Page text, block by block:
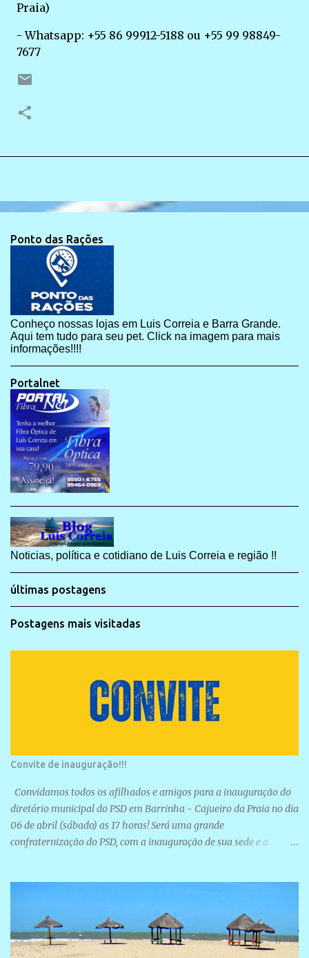
Praia)
- Whatsapp: +55 86 99912-5188 ou +55 99 98849-
7677
Ponto das Rações
Conheço nossas lojas em Luis Correia e Barra Grande.
Aqui tem tudo para seu pet. Click na imagem para mais
informações!!!!
Portalnet
Noticias, política e cotidiano de Luis Correia e região !!
últimas postagens
Postagens mais visitadas
Convite de inauguração!!!
Convidamos todos os afilhados e amigos para a inauguração do
diretório municipal do PSD em Barrinha - Cajueiro da Praia no dia
06 de abril (sábado) as 17 horas! Será uma grande
confraternização do PSD, com a inauguração de sua sede e a